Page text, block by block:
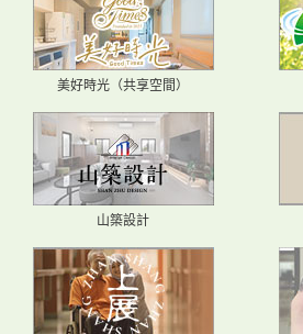
美好時光（共享空間）
山築設計